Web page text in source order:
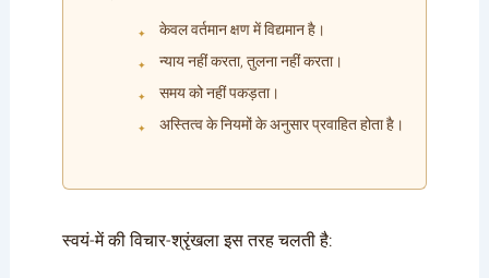
केवल वर्तमान क्षण में विद्यमान है।
न्याय नहीं करता, तुलना नहीं करता।
समय को नहीं पकड़ता।
अस्तित्व के नियमों के अनुसार प्रवाहित होता है।
स्वयं-में की विचार-श्रृंखला इस तरह चलती है: